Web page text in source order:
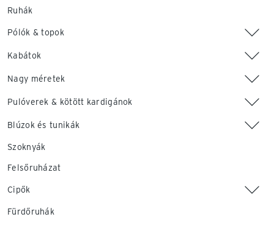
Ruhák
Pólók & topok
Kabátok
Nagy méretek
Pulóverek & kötött kardigánok
Blúzok és tunikák
Szoknyák
Felsőruházat
Cipők
Fürdőruhák